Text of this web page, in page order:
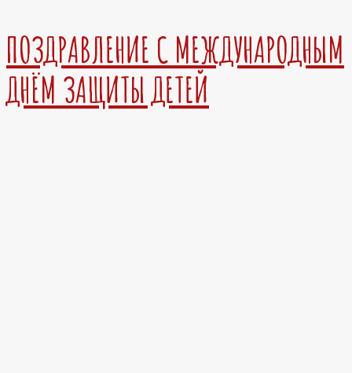
ПОЗДРАВЛЕНИЕ С МЕЖДУНАРОДНЫМ
ДНЁМ ЗАЩИТЫ ДЕТЕЙ